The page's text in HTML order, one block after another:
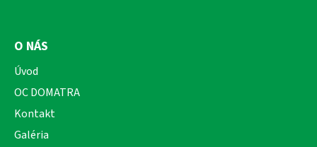
O NÁS
Úvod
OC DOMATRA
Kontakt
Galéria